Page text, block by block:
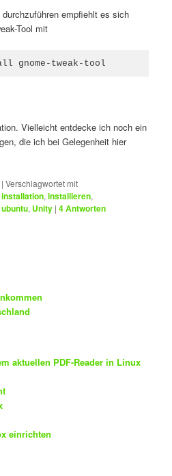
empfiehlt es sich
Tool mit
gnome-tweak-tool
Vielleicht entdecke ich noch ein
die ich bei Gelegenheit hier
|Verschlagwortet mit
installation,installieren,
ubuntu, Unity |4Antworten
aktuellen PDF-Reader in Linux
einrichten